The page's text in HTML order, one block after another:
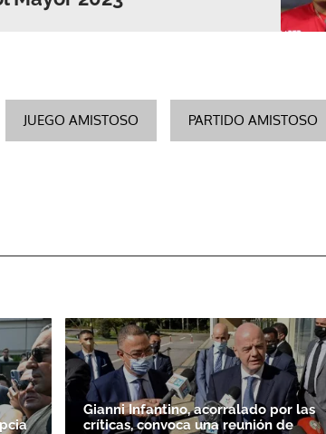
JUEGO AMISTOSO PARTIDO AMISTOSO
Gianni Infantino, acorralado por las
críticas, convoca una reunión de